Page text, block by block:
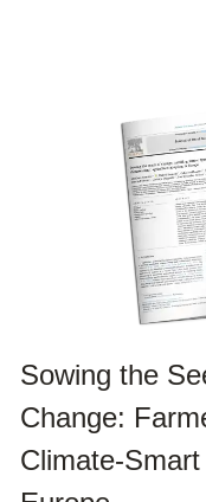
Sowing the
Change:
Climate-